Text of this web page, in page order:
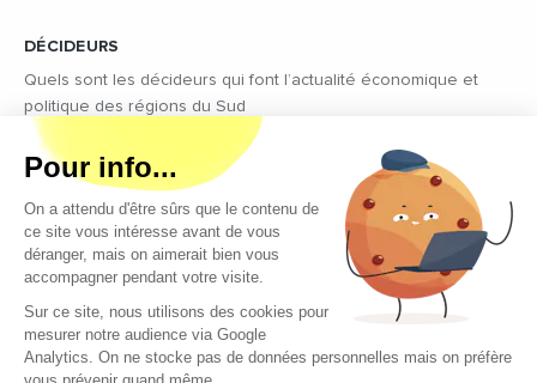
DÉCIDEURS
Quels sont les décideurs qui font l’actualité économique et
politique des régions du Sud
Copyright © 2026 - Tous droits réservés
Qui sommes-nous ?
Contact